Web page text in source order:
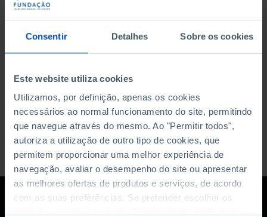
Consentir Detalhes Sobre os cookies
Este website utiliza cookies
Utilizamos, por definição, apenas os cookies
necessários ao normal funcionamento do site, permitindo
que navegue através do mesmo. Ao "Permitir todos",
autoriza a utilização de outro tipo de cookies, que
permitem proporcionar uma melhor experiência de
navegação, avaliar o desempenho do site ou apresentar
as melhores ofertas de produtos e serviços, de acordo
com as suas preferências. Se pretender escolher os
DATA DE INÍCIO
DATA DE FIM